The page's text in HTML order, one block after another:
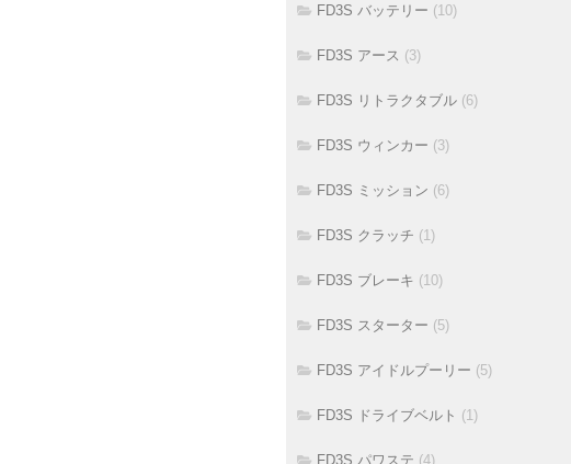
FD3S バッテリー (10)
FD3S アース (3)
FD3S リトラクタブル (6)
FD3S ウィンカー (3)
FD3S ミッション (6)
FD3S クラッチ (1)
FD3S ブレーキ (10)
FD3S スターター (5)
FD3S アイドルプーリー (5)
FD3S ドライブベルト (1)
FD3S パワステ (4)